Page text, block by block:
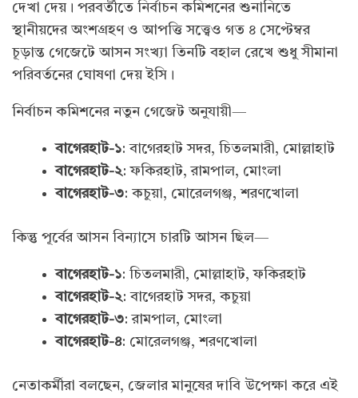
দেখা দেয়। পরবর্তীতে নির্বাচন কমিশনের শুনানিতে
স্থানীয়দের অংশগ্রহণ ও আপত্তি সত্ত্বেও গত ৪ সেপ্টেম্বর
চূড়ান্ত গেজেটে আসন সংখ্যা তিনটি বহাল রেখে শুধু সীমানা
পরিবর্তনের ঘোষণা দেয় ইসি।
নির্বাচন কমিশনের নতুন গেজেট অনুযায়ী—
বাগেরহাট-১: বাগেরহাট সদর, চিতলমারী, মোল্লাহাট
বাগেরহাট-২: ফকিরহাট, রামপাল, মোংলা
বাগেরহাট-৩: কচুয়া, মোরেলগঞ্জ, শরণখোলা
কিন্তু পূর্বের আসন বিন্যাসে চারটি আসন ছিল—
বাগেরহাট-১: চিতলমারী, মোল্লাহাট, ফকিরহাট
বাগেরহাট-২: বাগেরহাট সদর, কচুয়া
বাগেরহাট-৩: রামপাল, মোংলা
বাগেরহাট-৪: মোরেলগঞ্জ, শরণখোলা
নেতাকর্মীরা বলছেন, জেলার মানুষের দাবি উপেক্ষা করে এই